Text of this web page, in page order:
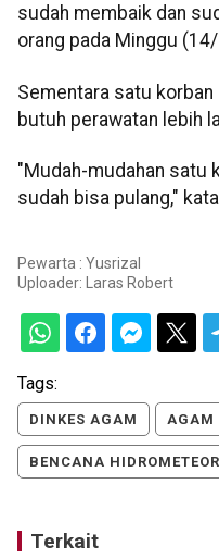
sudah membaik dan
orang pada Minggu
Sementara satu korban
butuh perawatan lebih
"Mudah-mudahan satu
sudah bisa pulang,"
Pewarta : Yusrizal
Uploader: Laras Robert
Tags:
DINKES AGAM AGAM
BENCANA
Terkait